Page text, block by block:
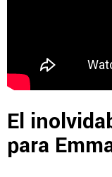
El
para